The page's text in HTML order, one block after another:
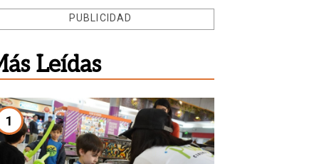
PUBLICIDAD
Leídas
1